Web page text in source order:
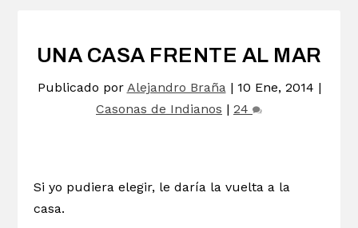
UNA CASA FRENTE AL MAR
Publicado por Alejandro Braña| 10 Ene, 2014 |
Casonas de Indianos | 24
Si yo pudiera elegir, le daría la vuelta a la
casa.